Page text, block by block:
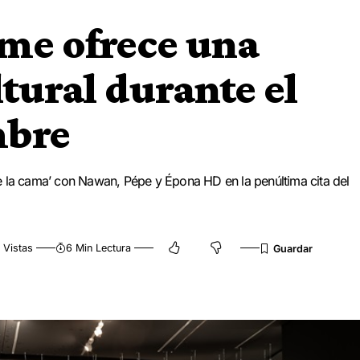
ofrece una
durante el
cama’ con Nawan, Pépe y Épona HD en la penúltima cita del
Vistas 6 Min Lectura